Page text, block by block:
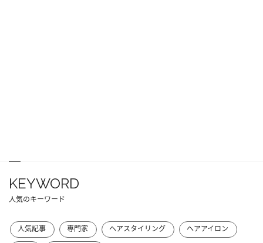
KEYWORD
人気のキーワード
人気記事 専門家 ヘアスタイリング
ヘアアイロン